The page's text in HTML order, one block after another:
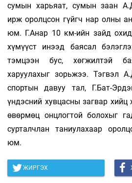
сумын харьяат, сумын заан
ирж оролцсон гүйгч нар олны
юм. Г.Анар 10 км-ийн зайд
хүмүүст инээд баясал
тэмцээн бус, хөгжилтэй
харуулахыг зорьжээ. Тэгвэл
спортын давуу тал, Г.Бат-
үндэсний хувцасны загвар хийц
өвөрмөц онцлогтой болохыг
сурталчлан таниулахаар
юм.
ЖИРГЭХ